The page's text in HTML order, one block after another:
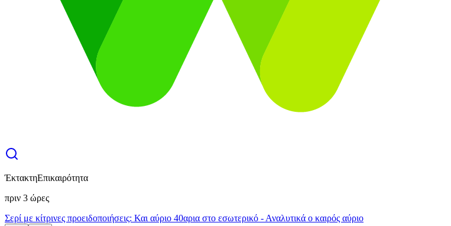
ΈκτακτηΕπικαιρότητα
πριν 3 ώρες
Σερί με κίτρινες προειδοποιήσεις: Και αύριο 40αρια στο εσωτερικό - Αναλυτικά ο καιρός αύριο